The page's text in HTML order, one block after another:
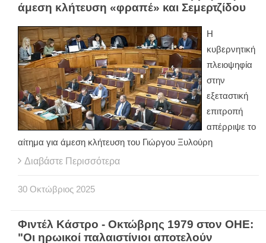
άμεση κλήτευση «φραπέ» και Σεμερτζίδου
Η
κυβερνητική
πλειοψηφία
στην
εξεταστική
επιτροπή
απέρριψε το
αίτημα για άμεση κλήτευση του Γιώργου Ξυλούρη
Διαβάστε Περισσότερα
30 Οκτώβριος 2025
Φιντέλ Κάστρο - Οκτώβρης 1979 στον ΟΗΕ:
"Οι ηρωικοί παλαιστίνιοι αποτελούν